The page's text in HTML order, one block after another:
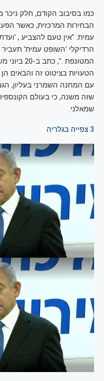
כמו בסיבוב הקודם, חלק ניכר
הבחירות המרכזית, כאשר
עמית. "אין טעם להצביע ,
הרדיקלי 'השופט עמית'
המטונפת
הטעויות בציטוט זה והבאים
עם המחנה השמרני בעליון,
שזה משנה, כי בעולם
שמאלני.
3 צפייה בגלריה